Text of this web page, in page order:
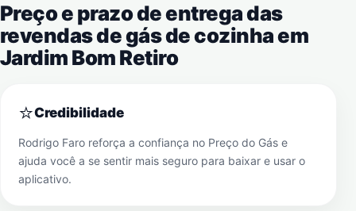
Preço e prazo de entrega das
revendas de gás de cozinha em
Jardim Bom Retiro
⭐Credibilidade
Rodrigo Faro reforça a confiança no Preço do Gás e
ajuda você a se sentir mais seguro para baixar e usar o
aplicativo.